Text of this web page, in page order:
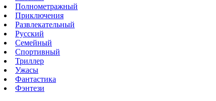
Полнометражный
Приключения
Развлекательный
Русский
Семейный
Спортивный
Триллер
Ужасы
Фантастика
Фэнтези